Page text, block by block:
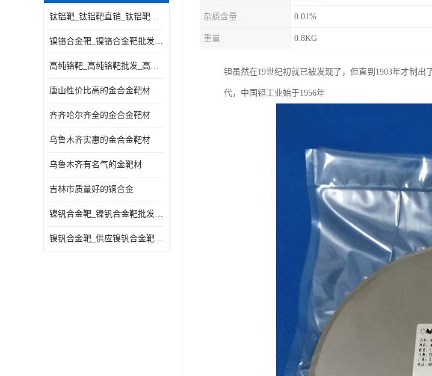
铬靶材
镧靶材
钛铝靶_钛铝靶直销_钛铝靶供应商
镍铬合金靶_镍铬合金靶批发_镍铬合金靶供应商
高纯铬靶_高纯铬靶批发_高纯铬靶厂家
唐山性价比高的金合金靶材
齐齐哈尔齐全的金合金靶材
乌鲁木齐实惠的金合金靶材
乌鲁木齐有名气的金靶材
吉林市质量好的铜合金
镍钒合金靶_镍钒合金靶批发_镍钒合金靶供应商
镍钒合金靶_供应镍钒合金靶_镍钒合金靶厂家
杂质含量 0.01%
重量 0.8KG
钽虽然在19世纪初就已被发现了，但直到1903年才制
代，中国钽工业始于1956年